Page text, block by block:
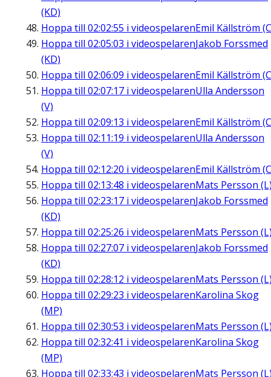
(KD)
Hoppa till 02:02:55 i videospelarenEmil Källström
Hoppa till 02:05:03 i videospelarenJakob Forssmed
(KD)
Hoppa till 02:06:09 i videospelarenEmil Källström
Hoppa till 02:07:17 i videospelarenUlla Andersson
(V)
Hoppa till 02:09:13 i videospelarenEmil Källström
Hoppa till 02:11:19 i videospelarenUlla Andersson
(V)
Hoppa till 02:12:20 i videospelarenEmil Källström
Hoppa till 02:13:48 i videospelarenMats Persson
Hoppa till 02:23:17 i videospelarenJakob Forssmed
(KD)
Hoppa till 02:25:26 i videospelarenMats Persson
Hoppa till 02:27:07 i videospelarenJakob Forssmed
(KD)
Hoppa till 02:28:12 i videospelarenMats Persson
Hoppa till 02:29:23 i videospelarenKarolina Skog
(MP)
Hoppa till 02:30:53 i videospelarenMats Persson
Hoppa till 02:32:41 i videospelarenKarolina Skog
(MP)
Hoppa till 02:33:43 i videospelarenMats Persson